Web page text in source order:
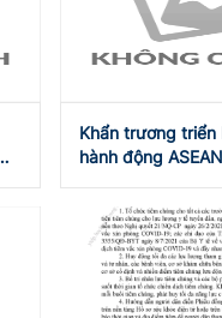
Khẩn trương triển
hành động